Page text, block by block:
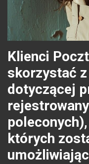
Klienci
skorzystać z
dotyczącej
których